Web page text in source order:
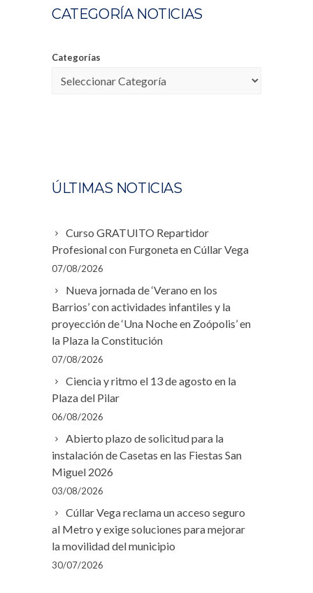
CATEGORÍA NOTICIAS
Categorías
ÚLTIMAS NOTICIAS
Curso GRATUITO Repartidor
Profesional con Furgoneta en Cúllar Vega
07/08/2026
Nueva jornada de ‘Verano en los
Barrios’ con actividades infantiles y la
proyección de ‘Una Noche en Zoópolis’ en
la Plaza la Constitución
07/08/2026
Ciencia y ritmo el 13 de agosto en la
Plaza del Pilar
06/08/2026
Abierto plazo de solicitud para la
instalación de Casetas en las Fiestas San
Miguel 2026
03/08/2026
Cúllar Vega reclama un acceso seguro
al Metro y exige soluciones para mejorar
la movilidad del municipio
30/07/2026